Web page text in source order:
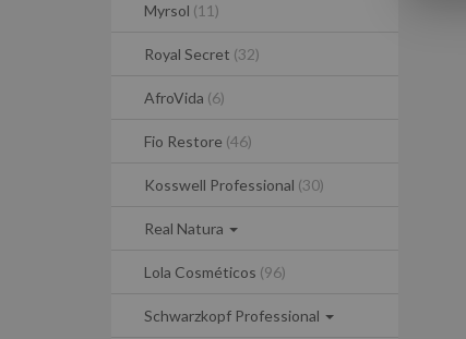
Myrsol (11)
Royal Secret (32)
AfroVida (6)
Fio Restore (46)
Kosswell Professional (30)
Real Natura
Lola Cosméticos (96)
Schwarzkopf Professional